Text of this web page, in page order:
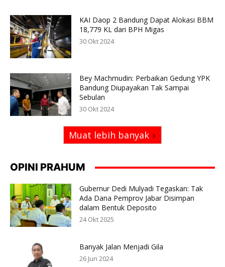
KAI Daop 2 Bandung Dapat Alokasi BBM
18,779 KL dari BPH Migas
30 Okt 2024
Bey Machmudin: Perbaikan Gedung YPK
Bandung Diupayakan Tak Sampai
Sebulan
30 Okt 2024
Muat lebih banyak
OPINI PRAHUM
Gubernur Dedi Mulyadi Tegaskan: Tak
Ada Dana Pemprov Jabar Disimpan
dalam Bentuk Deposito
24 Okt 2025
Banyak Jalan Menjadi Gila
26 Jun 2024